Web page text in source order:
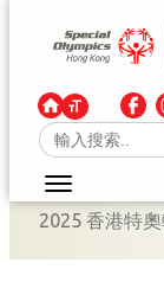
Search
for:
2025 香港特